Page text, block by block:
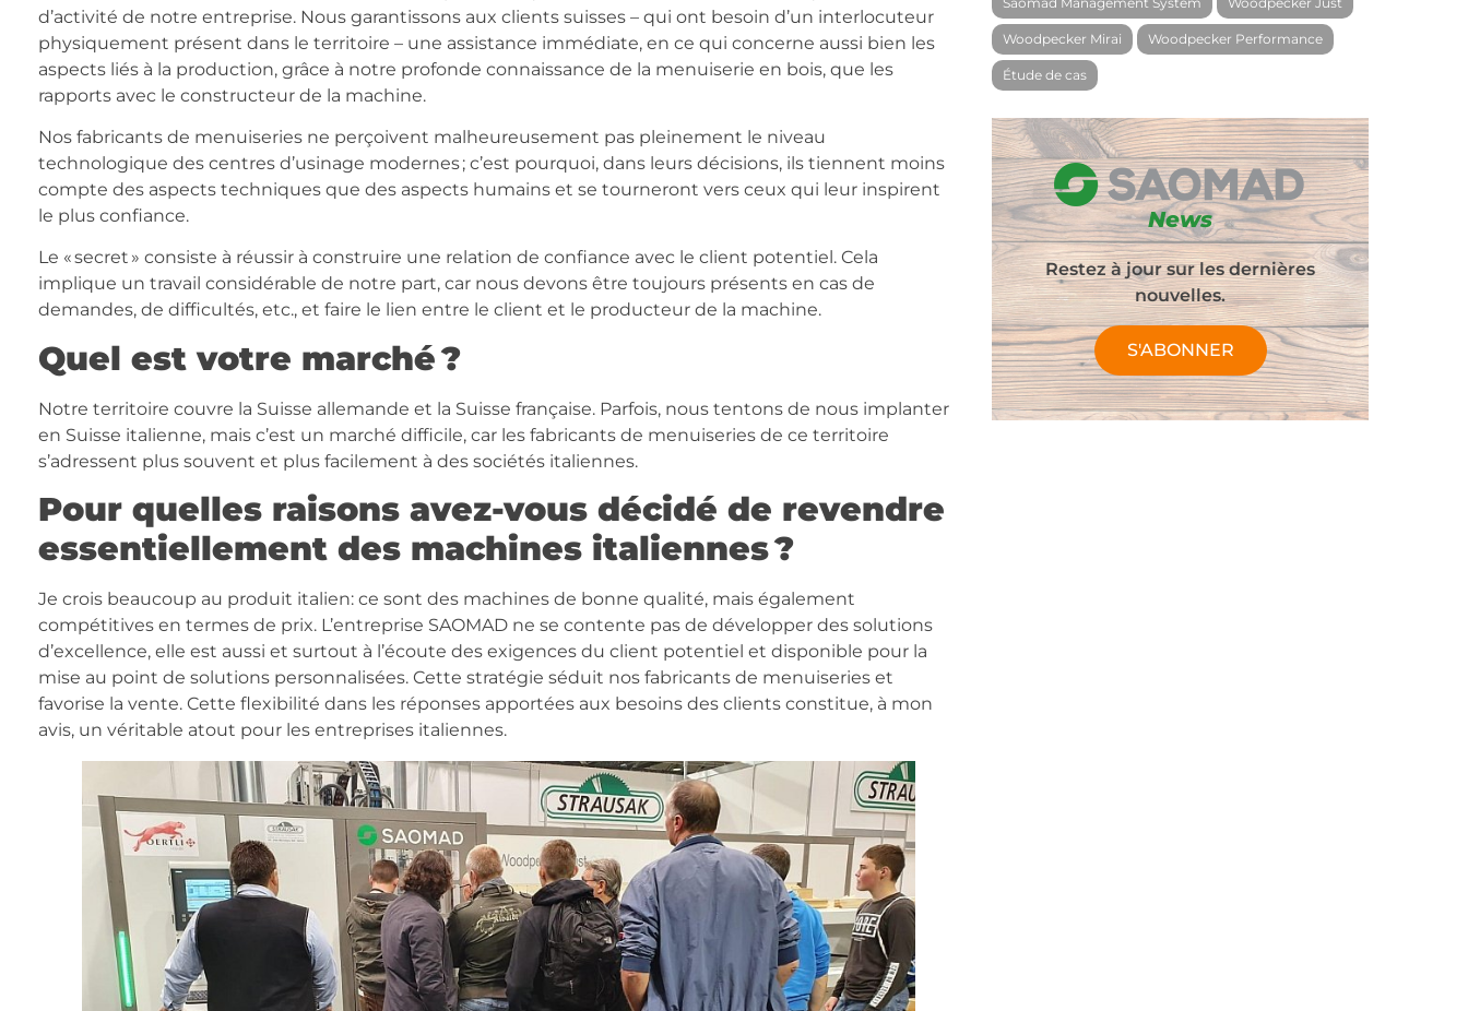
d’activité de notre entreprise. Nous garantissons aux clients suisses – qui ont besoin d’un interlocuteur
physiquement présent dans le territoire – une assistance immédiate, en ce qui concerne aussi bien les
aspects liés à la production, grâce à notre profonde connaissance de la menuiserie en bois, que les
rapports avec le constructeur de la machine.
Nos fabricants de menuiseries ne perçoivent malheureusement pas pleinement le niveau
technologique des centres d’usinage modernes ; c’est pourquoi, dans leurs décisions, ils tiennent moins
compte des aspects techniques que des aspects humains et se tourneront vers ceux qui leur inspirent
le plus confiance.
Le « secret » consiste à réussir à construire une relation de confiance avec le client potentiel. Cela
implique un travail considérable de notre part, car nous devons être toujours présents en cas de
demandes, de difficultés, etc., et faire le lien entre le client et le producteur de la machine.
Quel est votre marché ?
Notre territoire couvre la Suisse allemande et la Suisse française. Parfois, nous tentons de nous implanter
en Suisse italienne, mais c’est un marché difficile, car les fabricants de menuiseries de ce territoire
s’adressent plus souvent et plus facilement à des sociétés italiennes.
Pour quelles raisons avez-vous décidé de revendre
essentiellement des machines italiennes ?
Je crois beaucoup au produit italien: ce sont des machines de bonne qualité, mais également
compétitives en termes de prix. L’entreprise SAOMAD ne se contente pas de développer des solutions
d’excellence, elle est aussi et surtout à l’écoute des exigences du client potentiel et disponible pour la
mise au point de solutions personnalisées. Cette stratégie séduit nos fabricants de menuiseries et
favorise la vente. Cette flexibilité dans les réponses apportées aux besoins des clients constitue, à mon
avis, un véritable atout pour les entreprises italiennes.
Woodpecker Mirai Woodpecker Performance
Étude de cas
News
Restez à jour sur les dernières
nouvelles.
S'ABONNER